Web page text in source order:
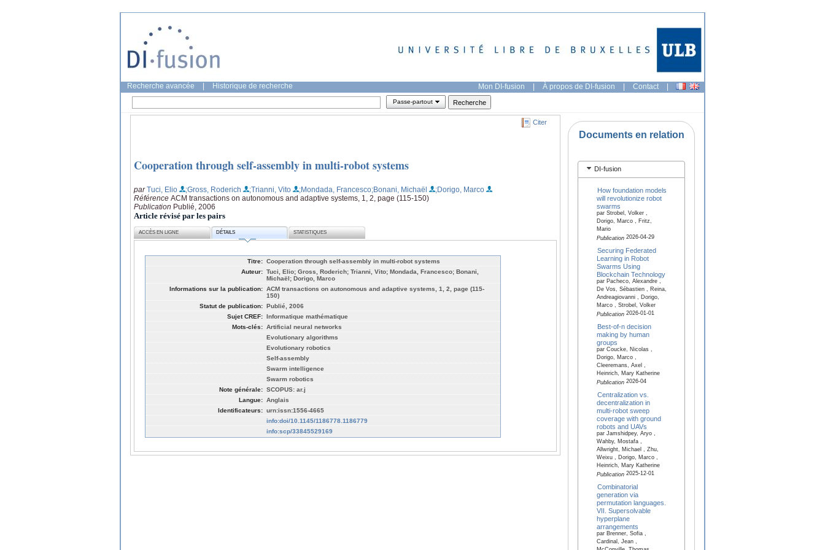
Recherche avancée Historique de recherche Mon DI-fusion | À propos de DI-fusion | Contact |
Passe-partout
Citer
Cooperation through self-assembly in multi-robot systems
parTuci, Elio ;Gross, Roderich ;Trianni, Vito ;Mondada, Francesco;Bonani, Michaël
;Dorigo, Marco
Référence ACM transactions on autonomous and adaptive systems, 1, 2, page (115-150)
Publication Publié, 2006
Article révisé par les pairs
ACCÈS EN LIGNE DÉTAILS STATISTIQUES
Titre: Cooperation through self-assembly in multi-robot systems
Auteur: Tuci, Elio; Gross, Roderich; Trianni, Vito; Mondada, Francesco; Bonani,
Michaël; Dorigo, Marco
Informations sur la publication: ACM transactions on autonomous and adaptive systems, 1, 2, page (115-
150)
Statut de publication: Publié, 2006
Sujet CREF: Informatique mathématique
Mots-clés: Artificial neural networks
Evolutionary algorithms
Evolutionary robotics
Self-assembly
Swarm intelligence
Swarm robotics
Note générale: SCOPUS: ar.j
Langue: Anglais
Identificateurs: urn:issn:1556-4665
info:doi/10.1145/1186778.1186779
info:scp/33845529169
Documents en relation
DI-fusion
How foundation models
will revolutionize robot
swarms
par Strobel, Volker ,
Dorigo, Marco , Fritz,
Mario
Publication2026-04-29
Securing Federated
Learning in Robot
Swarms Using
Blockchain Technology
par Pacheco, Alexandre ,
De Vos, Sébastien , Reina,
Andreagiovanni , Dorigo,
Marco , Strobel, Volker
Publication2026-01-01
Best-of-n decision
making by human
groups
par Coucke, Nicolas ,
Dorigo, Marco ,
Cleeremans, Axel ,
Heinrich, Mary Katherine
Publication2026-04
Centralization vs.
decentralization in
multi-robot sweep
coverage with ground
robots and UAVs
par Jamshidpey, Aryo ,
Wahby, Mostafa ,
Allwright, Michael , Zhu,
Weixu , Dorigo, Marco ,
Heinrich, Mary Katherine
Publication2025-12-01
Combinatorial
generation via
permutation languages.
VII. Supersolvable
hyperplane
arrangements
par Brenner, Sofia ,
Cardinal, Jean ,